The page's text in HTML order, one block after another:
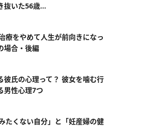
抜いた56歳...
療をやめて人生が前向きになっ
場合・後編
彼氏の心理って？ 彼女を噛む行
男性心理7つ
たくない自分」と「妊産婦の健